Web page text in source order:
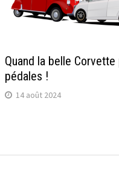
Quand la belle
pédales !
14 août 2024